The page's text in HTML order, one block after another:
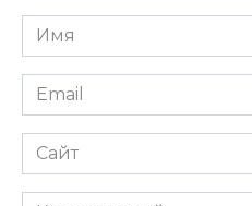
Имя
*
Email
*
Сайт